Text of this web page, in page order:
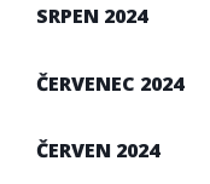
SRPEN 2024
ČERVENEC 2024
ČERVEN 2024